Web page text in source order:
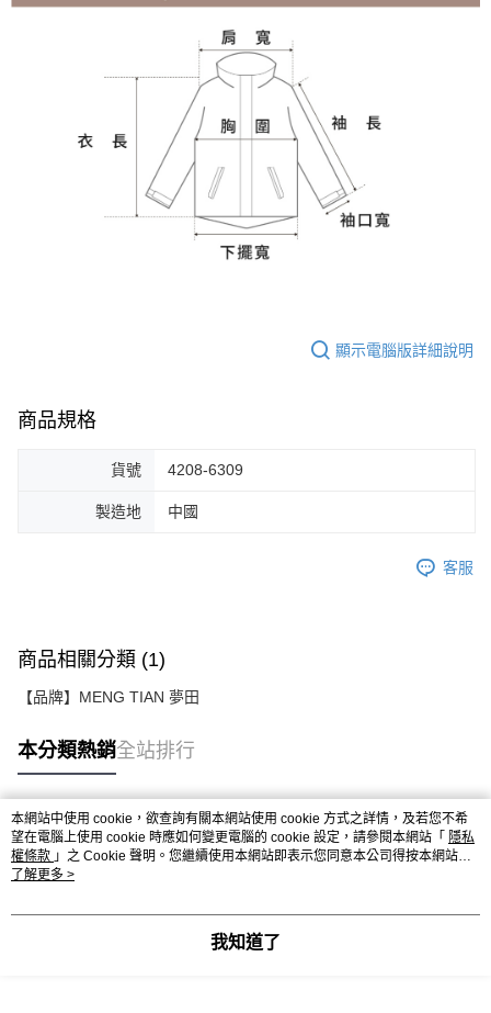
顯示電腦版詳細說明
商品規格
貨號 4208-6309
製造地 中國
客服
商品相關分類 (1)
【品牌】MENG TIAN 夢田
本分類熱銷全站排行
熱門標籤
本網站中使用 cookie，欲查詢有關本網站使用 cookie 方式之詳情，及若您不希
望在電腦上使用 cookie 時應如何變更電腦的 cookie 設定，請參閱本網站「 隱私
權條款 」之 Cookie 聲明。您繼續使用本網站即表示您同意本公司得按本網站使
用條款之 Cookie 聲明使用 cookie。
了解更多 >
我知道了